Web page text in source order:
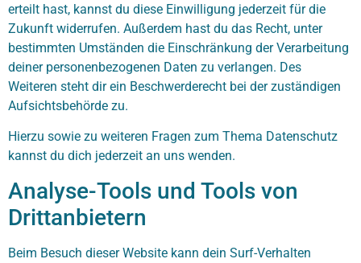
erteilt hast, kannst du diese Einwilligung jederzeit für die
Zukunft widerrufen. Außerdem hast du das Recht, unter
bestimmten Umständen die Einschränkung der Verarbeitung
deiner personenbezogenen Daten zu verlangen. Des
Weiteren steht dir ein Beschwerderecht bei der zuständigen
Aufsichtsbehörde zu.
Hierzu sowie zu weiteren Fragen zum Thema Datenschutz
kannst du dich jederzeit an uns wenden.
Analyse-Tools und Tools von
Drittanbietern
Beim Besuch dieser Website kann dein Surf-Verhalten